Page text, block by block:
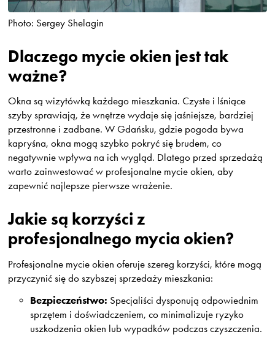
Photo: Sergey Shelagin
Dlaczego mycie okien jest tak
ważne?
Okna są wizytówką każdego mieszkania. Czyste i lśniące
szyby sprawiają, że wnętrze wydaje się jaśniejsze, bardziej
przestronne i zadbane. W Gdańsku, gdzie pogoda bywa
kapryśna, okna mogą szybko pokryć się brudem, co
negatywnie wpływa na ich wygląd. Dlatego przed sprzedażą
warto zainwestować w profesjonalne mycie okien, aby
zapewnić najlepsze pierwsze wrażenie.
Jakie są korzyści z
profesjonalnego mycia okien?
Profesjonalne mycie okien oferuje szereg korzyści, które mogą
przyczynić się do szybszej sprzedaży mieszkania:
Bezpieczeństwo: Specjaliści dysponują odpowiednim
sprzętem i doświadczeniem, co minimalizuje ryzyko
uszkodzenia okien lub wypadków podczas czyszczenia.